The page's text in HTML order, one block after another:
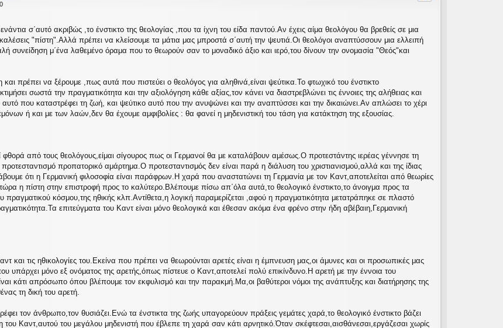
σ΄αυτό ακριβώς ,το ένστικτο της θεολογίας ,που τα ίχνη του είδα παντού.Αν έχεις αίμα θεολόγου θα βρεθείς σε μια
"πίστη".Αλλά πρέπει να κλείσουμε τα μάτια μας μπροστά σ΄αυτή την ψευτιά.Οι θεολόγοι αναπτύσσουν μια ελλειπή
συνείδηση μ΄ένα λαθεμένο όραμα που το θεωρούν σαν το μοναδικό άξιο και ιερό,του δίνουν την ονομασία "Θεός"και
και πρέπει να ξέρουμε ,πως αυτά που πιστεύει ο θεολόγος για αληθινά,είναι ψεύτικα.Το φτωχικό του ένστικτο
σωστά την πραγματικότητα και την αξιολόγηση κάθε αξίας,τον κάνει να διαστρεβλώνει τις έννοιες της αλήθειας και
που καταστρέφει τη ζωή, και ψεύτικο αυτό που την ανυψώνει και την αναπτύσσει και την δικαιώνει.Αν απλώσει το χέρι
ή και με των λαών,δεν θα έχουμε αμφιβολίες : θα φανεί η μηδενιστική του τάση για κατάκτηση της εξουσίας.
φθορά από τους θεολόγους,είμαι σίγουρος πως οι Γερμανοί θα με καταλάβουν αμέσως.Ο προτεστάντης ιερέας γέννησε τη
προπατορικό αμάρτημα.Ο προτεσταντισμός δεν είναι παρά η διάλυση του χριστιανισμού,αλλά και της ίδιας
ότι η Γερμανική φιλοσοφία είναι παράφρων.Η χαρά που αναστατώνει τη Γερμανία με τον Καντ,αποτελείται από θεωρίες
η πίστη στην επιστροφή προς το καλύτερο.Βλέπουμε πίσω απ΄όλα αυτά,το θεολογικό ένστικτο,το άνοιγμα προς τα
πραγματικού κόσμου,της ηθικής κλπ.Αντίθετα,η λογική παραμερίζεται ,αφού η πραγματικότητα μετατράπηκε σε πλαστό
επιτεύγματα του Καντ είναι μόνο θεολογικά και έθεσαν ακόμα ένα φρένο στην ήδη αβέβαιη,Γερμανική
και τις ηθικολογίες του.Εκείνα που πρέπει να θεωρούνται αρετές είναι η έμπνευση μας,οι άμυνες και οι προσωπικές μας
υπάρχει μόνο εξ ονόματος της αρετής,όπως πίστευε ο Καντ,αποτελεί πολύ επικίνδυνο.Η αρετή με την έννοια του
κάτι απρόσωπο όπου βλέπουμε τον εκφυλισμό και την παρακμή.Μα,οι βαθύτεροι νόμοι της ανάπτυξης και διατήρησης της
τη δική του αρετή.
τον άνθρωπο,τον θυσιάζει.Ενώ τα ένστικτα της ζωής υπαγορεύουν πράξεις γεμάτες χαρά,το θεολογικό ένστικτο βάζει
του Καντ,αυτού του μεγάλου μηδενιστή που έβλεπε τη χαρά σαν κάτι αρνητικό.Όταν σκέφτεσαι,αισθάνεσαι,εργάζεσαι χωρίς